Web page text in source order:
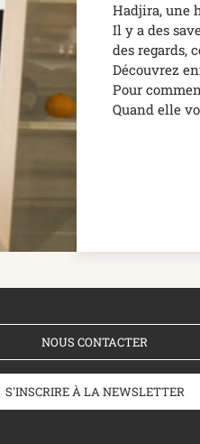
Hadjira, une
Il y a des
des regards,
Découvrez
Pour
Quand elle
NOUS CONTACTER
S'INSCRIRE À LA NEWSLETTER